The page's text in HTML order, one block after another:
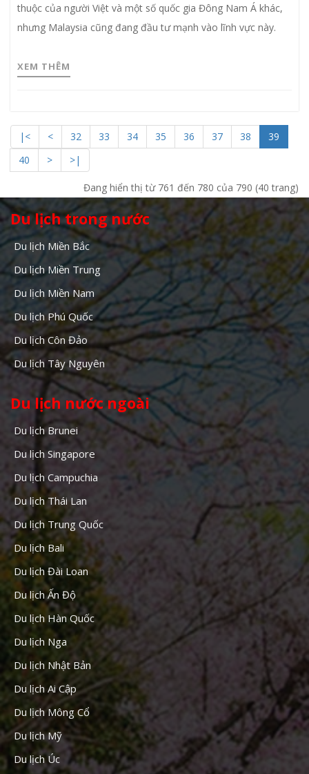
thuộc của người Việt và một số quốc gia Đông Nam Á khác,
nhưng Malaysia cũng đang đầu tư mạnh vào lĩnh vực này.
XEM THÊM
|< < 32 33 34 35 36 37 38
39
40
> >|
Đang hiển thị từ 761 đến 780 của 790 (40 trang)
Du lịch trong nước
Du lịch Miền Bắc
Du lịch Miền Trung
Du lịch Miền Nam
Du lịch Phú Quốc
Du lịch Côn Đảo
Du lịch Tây Nguyên
Du lịch nước ngoài
Du lịch Brunei
Du lịch Singapore
Du lịch Campuchia
Du lịch Thái Lan
Du lịch Trung Quốc
Du lịch Bali
Du lịch Đài Loan
Du lịch Ấn Độ
Du lịch Hàn Quốc
Du lịch Nga
Du lịch Nhật Bản
Du lịch Ai Cập
Du lịch Mông Cổ
Du lịch Mỹ
Du lịch Úc